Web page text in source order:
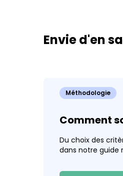
Envie d'en
Méthodologie
Comment
Du choix des
dans notre guide